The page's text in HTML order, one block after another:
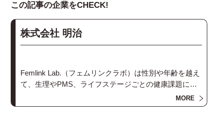
この記事の企業をCHECK!
株式会社 明治
Femlink Lab.（フェムリンクラボ）は性別や年齢を越え
て、生理やPMS、ライフステージごとの健康課題につ
いての知識や解決策の「当たり前」をアップデートし
ていくことを目指して明治が立ち上げたプロジェクト
MORE